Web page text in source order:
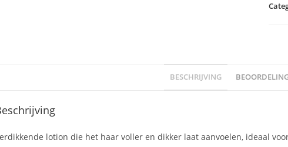
BESCHRIJVING
lotion die het haar voller en dikker laat aanvoelen, ideaal